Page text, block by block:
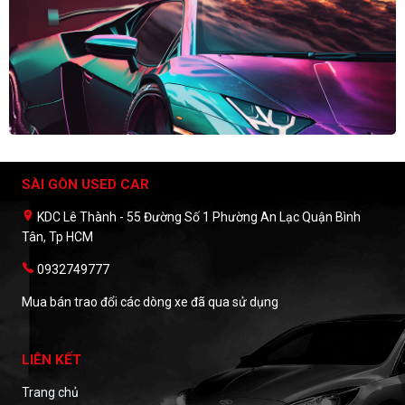
SÀI GÒN USED CAR
KDC Lê Thành - 55 Đường Số 1 Phường An Lạc Quận Bình
Tân, Tp HCM
0932749777
Mua bán trao đổi các dòng xe đã qua sử dụng
LIÊN KẾT
Trang chủ